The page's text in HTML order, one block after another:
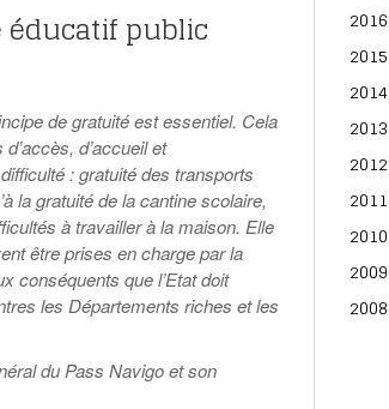
éducatif public
de gratuité est essentiel. Cela
d’accueil et
: gratuité des transports
la gratuité de la cantine scolaire,
à travailler à la maison. Elle
être prises en charge par la
conséquents que l’Etat doit
les Départements riches et les
du Pass Navigo et son
2016
2015
2014
2013
2012
2011
2010
2009
2008